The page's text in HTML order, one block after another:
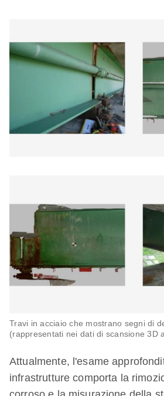
Travi in acciaio che mostrano segni di
(rappresentati nei dati di scansione 3D
Attualmente, l'esame
infrastrutture comporta la